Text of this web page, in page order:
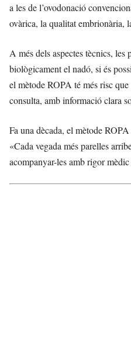
a les de l’ovodonació
ovàrica, la qualitat embrionària,
A més dels aspectes tècnics,
biològicament el nadó, si és
el mètode ROPA té més risc
consulta, amb informació clara
Fa una dècada, el mètode
«Cada vegada més parelles
acompanyar-les amb rigor